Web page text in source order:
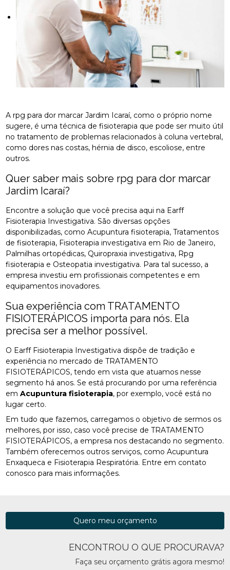
A rpg para dor marcar Jardim Icaraí, como o próprio nome
sugere, é uma técnica de fisioterapia que pode ser muito útil
no tratamento de problemas relacionados à coluna vertebral,
como dores nas costas, hérnia de disco, escoliose, entre
outros.
Quer saber mais sobre rpg para dor marcar
Jardim Icaraí?
Encontre a solução que você precisa aqui na Earff
Fisioterapia Investigativa. São diversas opções
disponibilizadas, como Acupuntura fisioterapia, Tratamentos
de fisioterapia, Fisioterapia investigativa em Rio de Janeiro,
Palmilhas ortopédicas, Quiropraxia investigativa, Rpg
fisioterapia e Osteopatia investigativa. Para tal sucesso, a
empresa investiu em profissionais competentes e em
equipamentos inovadores.
Sua experiência com TRATAMENTO
FISIOTERÁPICOS importa para nós. Ela
precisa ser a melhor possível.
O Earff Fisioterapia Investigativa dispõe de tradição e
experiência no mercado de TRATAMENTO
FISIOTERÁPICOS, tendo em vista que atuamos nesse
segmento há anos. Se está procurando por uma referência
emAcupuntura fisioterapia, por exemplo, você está no
lugar certo.
Em tudo que fazemos, carregamos o objetivo de sermos os
melhores, por isso, caso você precise de TRATAMENTO
FISIOTERÁPICOS, a empresa nos destacando no segmento.
Também oferecemos outros serviços, como Acupuntura
Enxaqueca e Fisioterapia Respiratória. Entre em contato
conosco para mais informações.
ENCONTROU O QUE PROCURAVA?
Faça seu orçamento grátis agora mesmo!
Quero meu orçamento